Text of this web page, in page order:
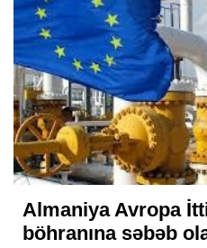
Almaniya Avropa
böhranına səbəb